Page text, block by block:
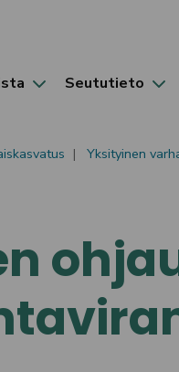
Seututieto
Yksityinen